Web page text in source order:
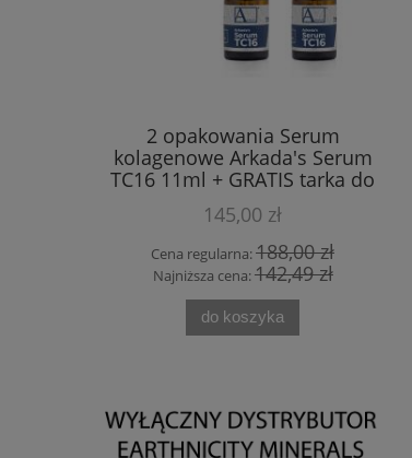
2 opakowania Serum
kolagenowe Arkada's Serum
TC16 11ml + GRATIS tarka do
stóp
145,00 zł
Cena regularna:188,00 zł
Najniższa cena:142,49 zł
do koszyka